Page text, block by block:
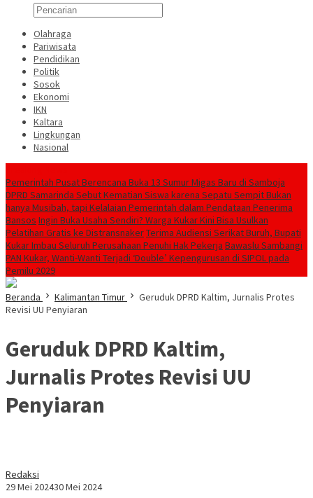
Olahraga
Pariwisata
Pendidikan
Politik
Sosok
Ekonomi
IKN
Kaltara
Lingkungan
Nasional
Pemerintah Pusat Berencana Buka 13 Sumur Migas Baru di Samboja
DPRD Samarinda Sebut Kematian Siswa karena Sepatu Sempit Bukan
hanya Musibah, tapi Kelalaian Pemerintah dalam Pendataan Penerima
Bansos Ingin Buka Usaha Sendiri? Warga Kukar Kini Bisa Usulkan
Pelatihan Gratis ke DistransnakerTerima Audiensi Serikat Buruh, Bupati
Kukar Imbau Seluruh Perusahaan Penuhi Hak Pekerja Bawaslu Sambangi
PAN Kukar, Wanti-Wanti Terjadi ‘Double’ Kepengurusan di SIPOL pada
Pemilu 2029
Beranda Kalimantan Timur
Geruduk DPRD Kaltim, Jurnalis Protes
Revisi UU Penyiaran
Geruduk DPRD Kaltim,
Jurnalis Protes Revisi UU
Penyiaran
Redaksi
29 Mei 202430 Mei 2024